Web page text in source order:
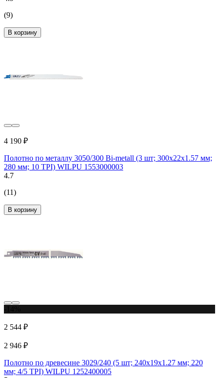
(9)
В корзину
4 190 ₽
Полотно по металлу 3050/300 Bi-metall (3 шт; 300х22х1.57 мм;
280 мм; 10 TPI) WILPU 1553000003
4.7
(11)
В корзину
2 544 ₽
2 946 ₽
Полотно по древесине 3029/240 (5 шт; 240х19х1.27 мм; 220
мм; 4/5 TPI) WILPU 1252400005